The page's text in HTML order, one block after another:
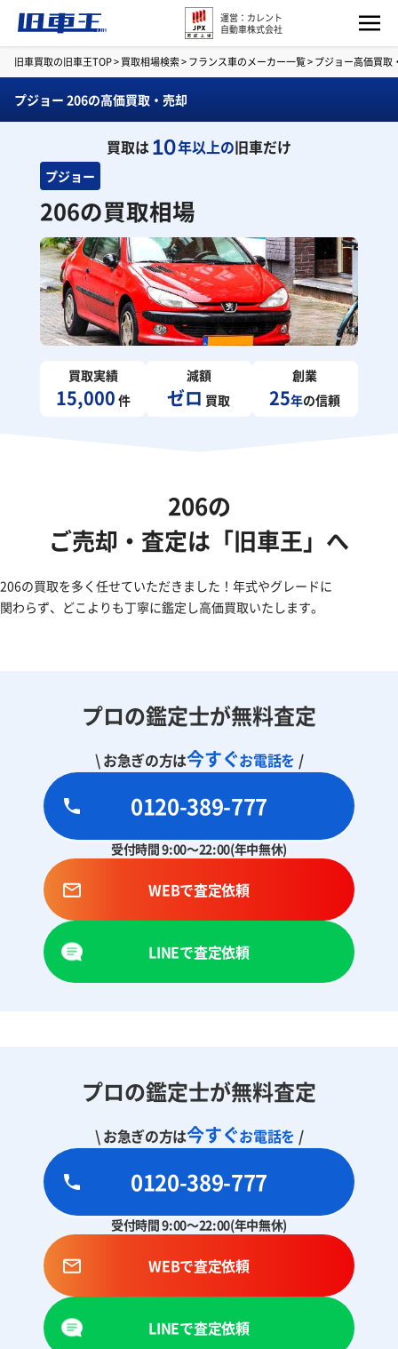
運営：カレント
自動車株式会社
旧車買取の旧車王TOP>買取相場検索>フランス車のメーカー一覧>プジョー高価買取
プジョー 206の高価買取・売却
買取は10年以上の旧車だけ
プジョー
206の買取相場
買取実績
15,000 件
減額
ゼロ 買取
創業
25年の信頼
206の
ご売却・査定は「旧車王」へ
206の買取を多く任せていただきました！年式やグレードに
関わらず、どこよりも丁寧に鑑定し高価買取いたします。
プロの鑑定士が無料査定
\ お急ぎの方は今すぐお電話を /
0120-389-777
受付時間 9:00～22:00(年中無休)
WEBで査定依頼
LINEで査定依頼
プロの鑑定士が無料査定
\ お急ぎの方は今すぐお電話を /
0120-389-777
受付時間 9:00～22:00(年中無休)
WEBで査定依頼
LINEで査定依頼